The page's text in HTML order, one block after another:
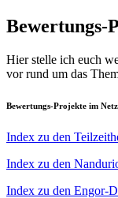
Bewertungs-
Hier stelle ich euch
vor rund um das
Bewertungs-Projekte im
Index zu den
Index zu den
Index zu den Engor-